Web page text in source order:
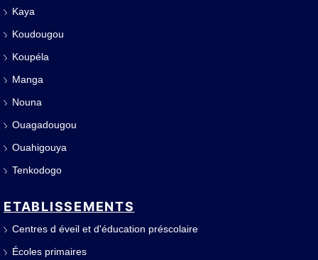
Kaya
Koudougou
Koupéla
Manga
Nouna
Ouagadougou
Ouahigouya
Tenkodogo
ETABLISSEMENTS
Centres d éveil et d'éducation préscolaire
Écoles primaires